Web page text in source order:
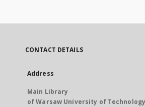
CONTACT DETAILS
Address
Main Library
of Warsaw University of Technology